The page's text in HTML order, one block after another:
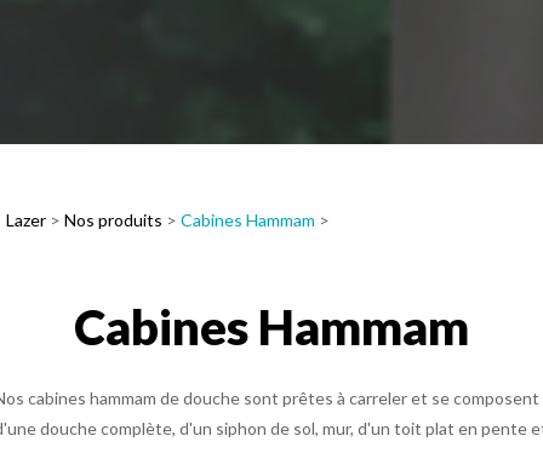
Lazer > Nos produits > Cabines Hammam >
Cabines Hammam
cabines hammam de douche sont prêtes à carreler et se composent
douche complète, d'un siphon de sol, mur, d'un toit plat en pente